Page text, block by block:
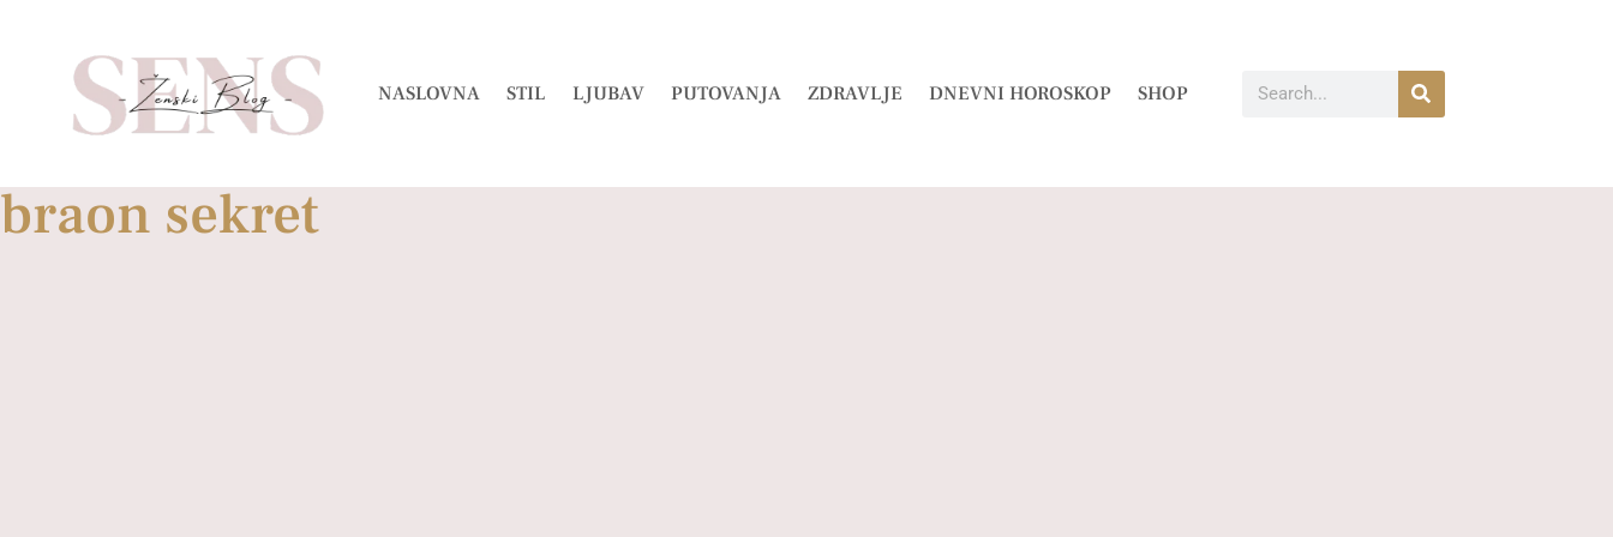
NASLOVNA STIL LJUBAV PUTOVANJA ZDRAVLJE DNEVNI HOROSKOP SHOP
braon sekret